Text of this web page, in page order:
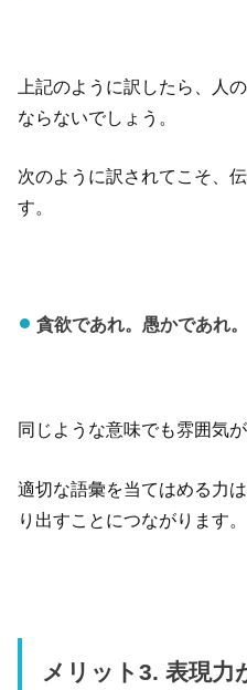
上記のように訳したら、人
ならないでしょう。
次のように訳されてこそ、
す。
貪欲であれ。愚かであれ。
同じような意味でも雰囲気
適切な語彙を当てはめる力
り出すことにつながります。
メリット3. 表現力